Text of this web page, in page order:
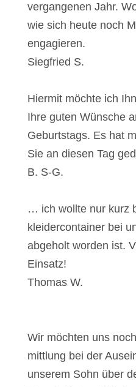
ver­gan­ge­nen Jahr.
wie sich heu­te noch
enga­gie­ren.
Sieg­fried S.
Hier­mit möch­te ich
Ihre guten Wün­sche
Geburts­tags. Es hat
Sie an die­sen Tag
B. S‑G.
… ich woll­te nur kurz
klei­der­con­tai­ner bei
abge­holt wor­den ist.
Ein­satz!
Tho­mas W.
Wir möch­ten uns
mitt­lung bei der
unse­rem Sohn über